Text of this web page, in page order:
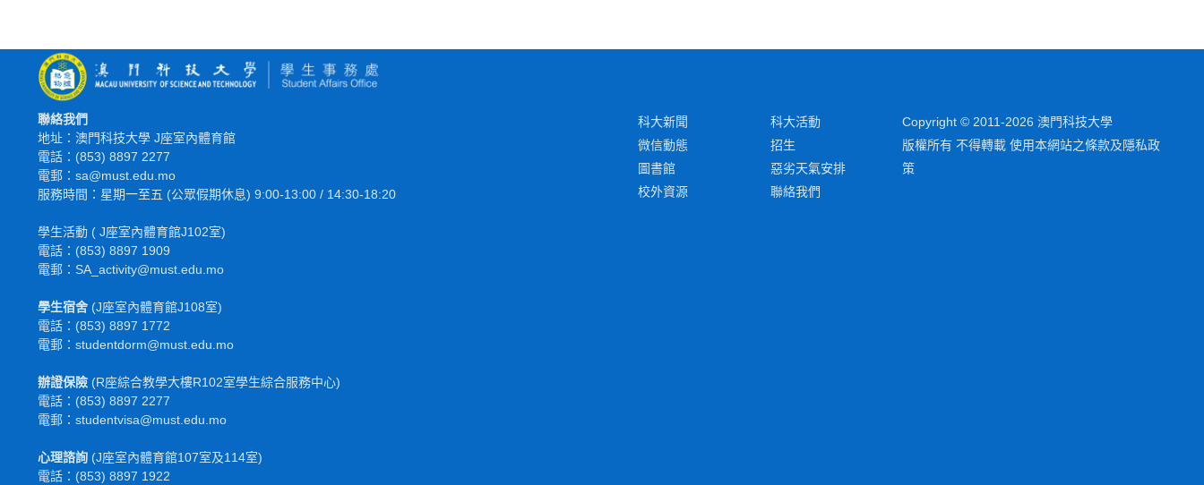
聯絡我們
地址：澳門科技大學 J座室內體育館
電話：(853) 8897 2277
電郵：sa@must.edu.mo
服務時間：星期一至五 (公眾假期休息) 9:00-13:00 / 14:30-18:20
學生活動 ( J座室內體育館J102室)
電話：(853) 8897 1909
電郵：SA_activity@must.edu.mo
學生宿舍 (J座室內體育館J108室)
電話：(853) 8897 1772
電郵 ：studentdorm@must.edu.mo
辦證保險 (R座綜合教學大樓R102室學生綜合服務中心)
電話：(853) 8897 2277
電郵：studentvisa@must.edu.mo
心理諮詢 (J座室內體育館107室及114室)
電話：(853) 8897 1922
科大新聞
科大活動
微信動態
招生
圖書館
惡劣天氣安排
校外資源
聯絡我們
Copyright © 2011-2026 澳門科技大學
版權所有 不得轉載 使用本網站之條款及隱私政
策